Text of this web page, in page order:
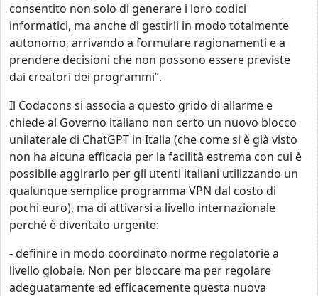
consentito non solo di generare i loro codici
informatici, ma anche di gestirli in modo totalmente
autonomo, arrivando a formulare ragionamenti e a
prendere decisioni che non possono essere previste
dai creatori dei programmi”.
Il Codacons si associa a questo grido di allarme e
chiede al Governo italiano non certo un nuovo blocco
unilaterale di ChatGPT in Italia (che come si è già visto
non ha alcuna efficacia per la facilità estrema con cui è
possibile aggirarlo per gli utenti italiani utilizzando un
qualunque semplice programma VPN dal costo di
pochi euro), ma di attivarsi a livello internazionale
perché è diventato urgente:
- definire in modo coordinato norme regolatorie a
livello globale. Non per bloccare ma per regolare
adeguatamente ed efficacemente questa nuova